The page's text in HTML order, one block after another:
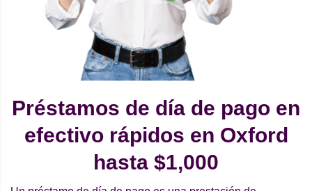
Préstamos de día de pago en
efectivo rápidos en Oxford
hasta $1,000